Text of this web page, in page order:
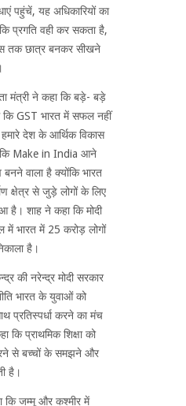
पहुंचें, यह अधिकारियों का
प्रगति वही कर सकता है,
तक छात्र बनकर सीखने
मंत्री ने कहा कि बड़े- बड़े
कि GST भारत में सफल नहीं
देश के आर्थिक विकास
कि Make in India आने
बनने वाला है क्योंकि भारत
क्षेत्र से जुड़े लोगों के लिए
है। शाह ने कहा कि मोदी
में भारत में 25 करोड़ लोगों
है।
की नरेन्द्र मोदी सरकार
भारत के युवाओं को
प्रतिस्पर्धा करने का मंच
कि प्राथमिक शिक्षा को
से बच्चों के समझने और
है।
कि जम्मू और कश्मीर में